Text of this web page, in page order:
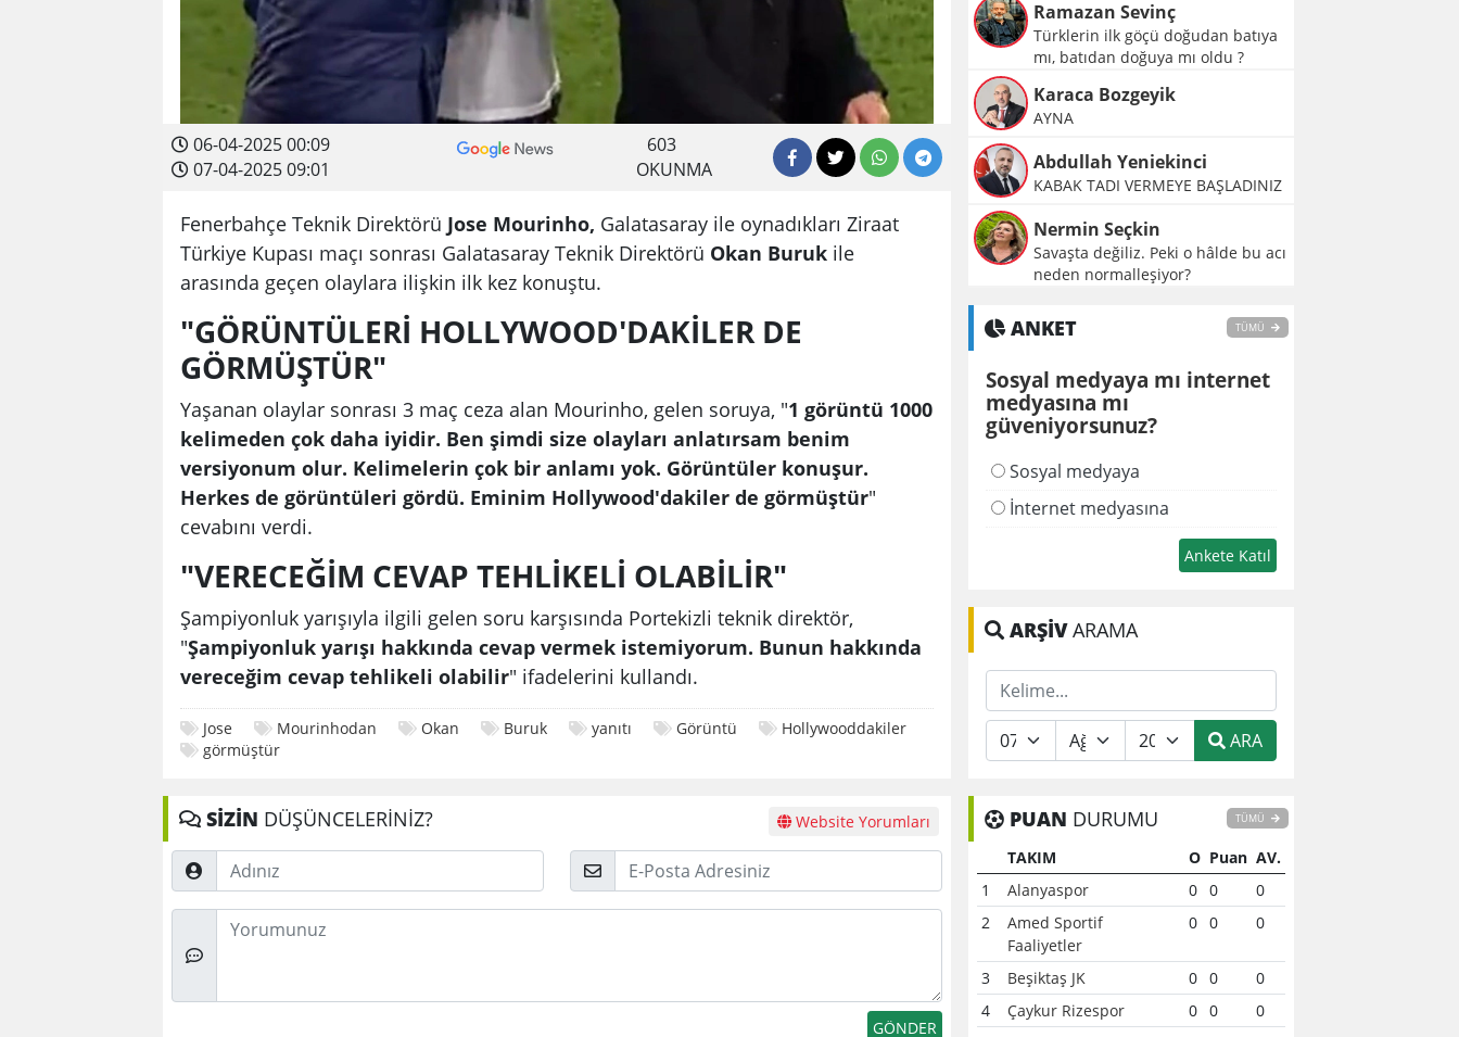
06-04-2025 00:09
07-04-2025 09:01
603
OKUNMA
Fenerbahçe Teknik Direktörü Jose Mourinho, Galatasaray ile oynadıkları Ziraat
Türkiye Kupası maçı sonrası Galatasaray Teknik Direktörü Okan Buruk ile
arasında geçen olaylara ilişkin ilk kez konuştu.
"GÖRÜNTÜLERİ HOLLYWOOD'DAKİLER DE
GÖRMÜŞTÜR"
Yaşanan olaylar sonrası 3 maç ceza alan Mourinho, gelen soruya, "1 görüntü 1000
kelimeden çok daha iyidir. Ben şimdi size olayları anlatırsam benim
versiyonum olur. Kelimelerin çok bir anlamı yok. Görüntüler konuşur.
Herkes de görüntüleri gördü. Eminim Hollywood'dakiler de görmüştür"
cevabını verdi.
"VERECEĞİM CEVAP TEHLİKELİ OLABİLİR"
Şampiyonluk yarışıyla ilgili gelen soru karşısında Portekizli teknik direktör,
"Şampiyonluk yarışı hakkında cevap vermek istemiyorum. Bunun hakkında
vereceğim cevap tehlikeli olabilir" ifadelerini kullandı.
Jose Mourinhodan Okan Buruk yanıtı Görüntü
Hollywooddakiler
görmüştür
SİZİN DÜŞÜNCELERİNİZ? Website Yorumları
Adınız
Posta
Düşünceleriniz
Ramazan Sevinç
Türklerin ilk göçü doğudan batıya
mı, batıdan doğuya mı oldu ?
Karaca Bozgeyik
AYNA
Abdullah Yeniekinci
KABAK TADI VERMEYE BAŞLADINIZ
Nermin Seçkin
Savaşta değiliz. Peki o hâlde bu acı
neden normalleşiyor?
ANKET TÜMÜ
Sosyal medyaya mı internet
medyasına mı
güveniyorsunuz?
Sosyal medyaya
İnternet medyasına
ARŞİVARAMA
ARA
PUAN DURUMU TÜMÜ
TAKIM O Puan AV.
1
Alanyaspor 0 0
0
2
Amed Sportif
Faaliyetler
0 0 0
3 Beşiktaş JK 0 0
0
4
Çaykur Rizespor 0 0
0